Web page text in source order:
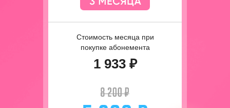
Стоимость месяца при
покупке абонемента
1 933 ₽